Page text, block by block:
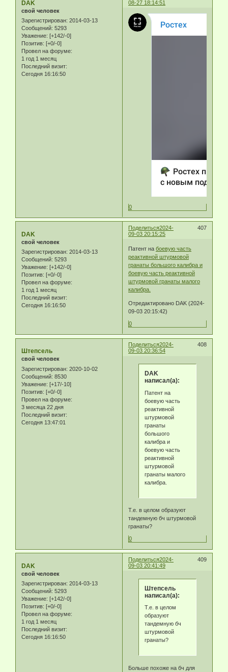
08-27 18:14:51
DAK
свой человек
Зарегистрирован: 2014-03-13
Сообщений: 5293
Уважение: [+142/-0]
Позитив: [+0/-0]
Провел на форуме:
1 год 1 месяц
Последний визит:
Сегодня 16:16:50
0
Поделиться 407
2024-
09-03 20:15:25
DAK
свой человек
Зарегистрирован: 2014-03-13
Сообщений: 5293
Уважение: [+142/-0]
Позитив: [+0/-0]
Провел на форуме:
1 год 1 месяц
Последний визит:
Сегодня 16:16:50
Патент набоевую часть
реактивной штурмовой
гранаты большого калибра и
боевую часть реактивной
штурмовой гранаты малого
калибра.
Отредактировано DAK (2024-
09-03 20:15:42)
0
Поделиться 408
2024-
09-03 20:36:54
Штепсель
свой человек
Зарегистрирован: 2020-10-02
Сообщений: 8530
Уважение: [+17/-10]
Позитив: [+0/-0]
Провел на форуме:
3 месяца 22 дня
Последний визит:
Сегодня 13:47:01
DAK
написал(а):
Патент на
боевую часть
реактивной
штурмовой
гранаты
большого
калибра и
боевую часть
реактивной
штурмовой
гранаты малого
калибра.
Т.е. в целом образуют
тандемную бч штурмовой
гранаты?
0
Поделиться 409
2024-
09-03 20:41:49
DAK
свой человек
Зарегистрирован: 2014-03-13
Сообщений: 5293
Уважение: [+142/-0]
Позитив: [+0/-0]
Провел на форуме:
1 год 1 месяц
Последний визит:
Сегодня 16:16:50
Штепсель
написал(а):
Т.е. в целом
образуют
тандемную бч
штурмовой
гранаты?
Больше похоже на бч для